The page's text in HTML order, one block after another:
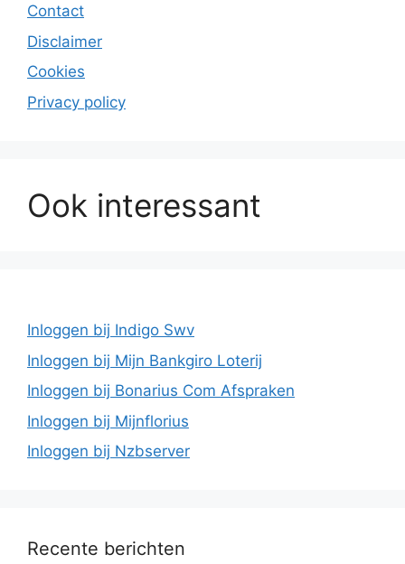
Contact
Disclaimer
Cookies
Privacy policy
Ook interessant
Inloggen bij Indigo Swv
Inloggen bij Mijn Bankgiro Loterij
Inloggen bij Bonarius Com Afspraken
Inloggen bij Mijnflorius
Inloggen bij Nzbserver
Recente berichten